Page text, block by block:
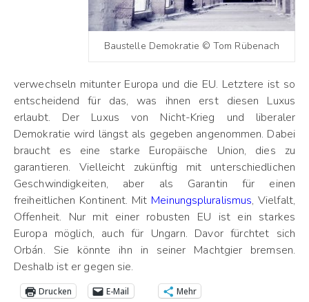
Baustelle Demokratie © Tom Rübenach
verwechseln mitunter Europa und die EU. Letztere ist so
entscheidend für das, was ihnen erst diesen Luxus
erlaubt. Der Luxus von Nicht-Krieg und liberaler
Demokratie wird längst als gegeben angenommen. Dabei
braucht es eine starke Europäische Union, dies zu
garantieren. Vielleicht zukünftig mit unterschiedlichen
Geschwindigkeiten, aber als Garantin für einen
freiheitlichen Kontinent. Mit Meinungspluralismus, Vielfalt,
Offenheit. Nur mit einer robusten EU ist ein starkes
Europa möglich, auch für Ungarn. Davor fürchtet sich
Orbán. Sie könnte ihn in seiner Machtgier bremsen.
Deshalb ist er gegen sie.
Drucken E-Mail Mehr